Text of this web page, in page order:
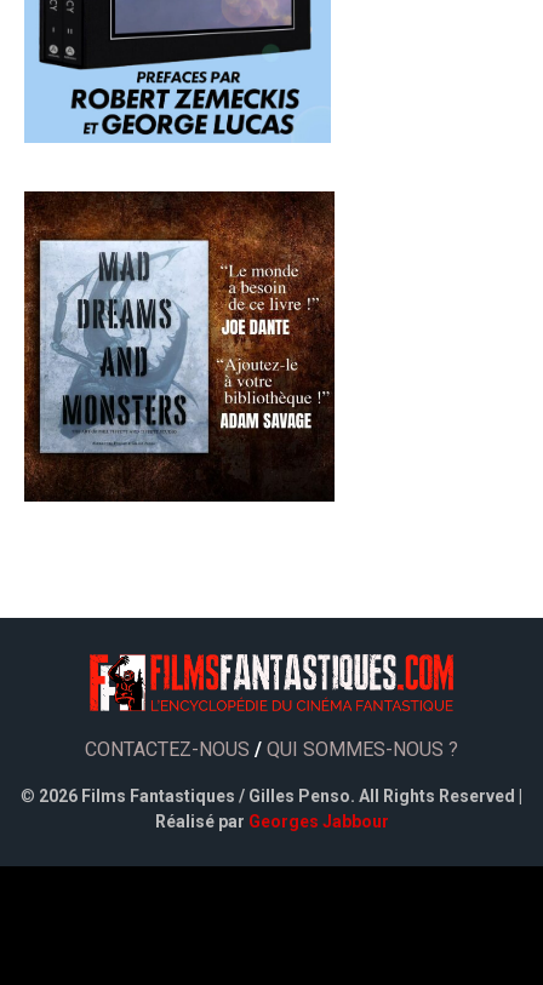
CONTACTEZ-NOUS / QUI SOMMES-NOUS ?
© 2026 Films Fantastiques / Gilles Penso. All Rights Reserved |
Réalisé par Georges Jabbour